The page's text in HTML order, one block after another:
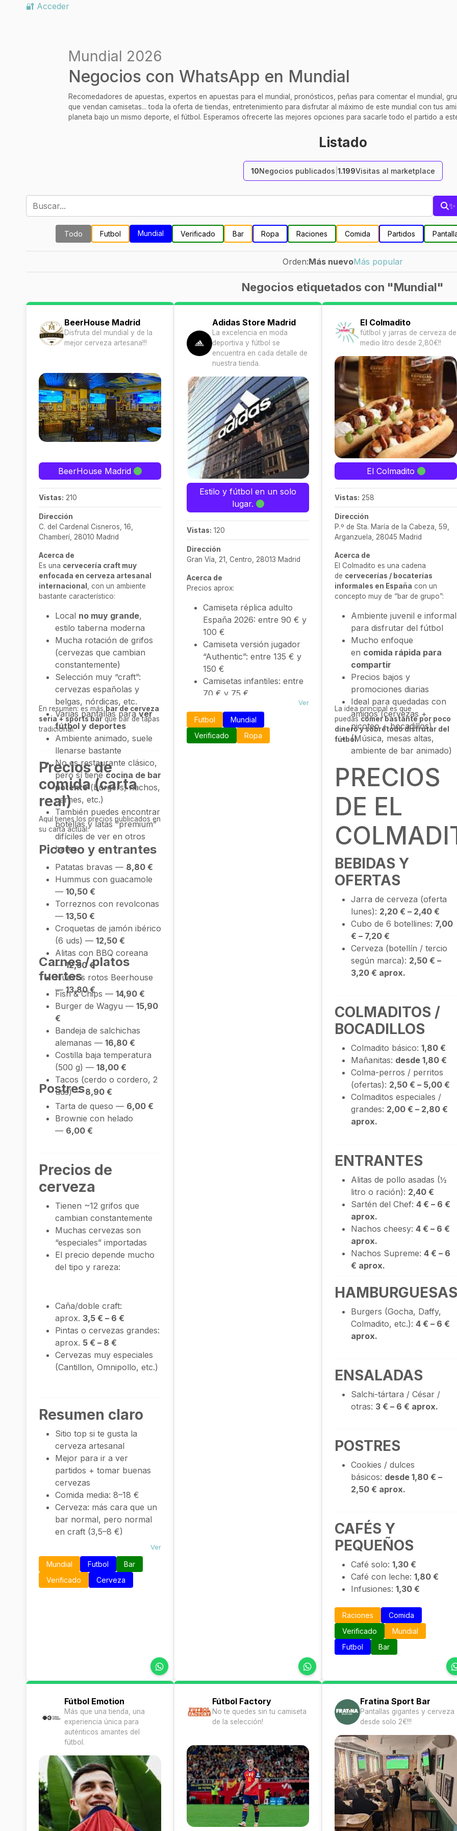
🔐 Acceder
Mundial 2026
Negocios con WhatsApp en Mundial
Recomedadores de apuestas, expertos en apuestas para el mundial, pronósticos, peñas para comentar el mundial,
que vendan camisetas... toda la oferta de tiendas, entretenimiento para disfrutar al máximo de este mundial con tus
planeta bajo un mismo deporte, el fútbol. Esperamos ofrecerte las mejores opciones para sacarle todo el partido a
Listado
10Negocios publicados 1.199Visitas al marketplace
Todo Futbol Mundial Verificado Bar Ropa Raciones Comida Partidos
Orden:Más nuevoMás popular
Negocios etiquetados con "Mundial"
BeerHouse Madrid
Disfruta del mundial y de la
mejor cerveza artesana!!!
BeerHouse Madrid
Vistas: 210
Dirección
C. del Cardenal Cisneros, 16,
Chamberí, 28010 Madrid
Acerca de
Es una cervecería craft muy
enfocada en cerveza artesanal
internacional
, con un ambiente
bastante característico:
Local no muy grande,
estilo taberna moderna
Mucha rotación de grifos
(cervezas que cambian
constantemente)
Selección muy “craft”:
cervezas españolas y
belgas, nórdicas, etc.
Varias pantallas paraver
fútbol y deportes
Ambiente animado, suele
llenarse bastante
No es restaurante clásico,
pero sí tienecocina de bar
potente(burgers, nachos,
carnes, etc.)
También puedes encontrar
botellas y latas “premium”
difíciles de ver en otros
bares
En resumen: es más bar de cerveza
seria + sports barque bar de tapas
tradicional.
Precios de
comida (carta
real)
Aquí tienes los precios publicados en
su carta actual:
Picoteo y entrantes
Patatas bravas — 8,80 €
Hummus con guacamole
— 10,50 €
Torreznos con revolconas
— 13,50 €
Croquetas de jamón ibérico
(6 uds) — 12,50 €
Alitas con BBQ coreana
—12,50 €
Huevos rotos Beerhouse
—13,80 €
Carnes / platos
fuertes
Fish & Chips — 14,90 €
Burger de Wagyu — 15,90
€
Bandeja de salchichas
alemanas — 16,80 €
Costilla baja temperatura
(500 g) — 18,00 €
Tacos (cerdo o cordero, 2
uds) —8,90 €
Postres
Tarta de queso — 6,00 €
Brownie con helado
— 6,00 €
Precios de
cerveza
Tienen ~12 grifos que
cambian constantemente
Muchas cervezas son
“especiales” importadas
El precio depende mucho
del tipo y rareza:
Caña/doble craft:
aprox. 3,5 € – 6 €
Pintas o cervezas grandes:
aprox. 5 € – 8 €
Cervezas muy especiales
(Cantillon, Omnipollo, etc.)
Resumen claro
Sitio top si te gusta la
cerveza artesanal
Mejor para ir a ver
partidos + tomar buenas
cervezas
Comida media: 8–18 €
Cerveza: más cara que un
bar normal, pero normal
en craft (3,5–8 €)
Ver
Mundial Futbol
Bar
Verificado
Cerveza
Adidas Store Madrid
La excelencia en moda
deportiva y fútbol se
encuentra en cada detalle de
nuestra tienda.
Estilo y fútbol en un solo
lugar.
Vistas: 120
Dirección
Gran Vía, 21, Centro, 28013 Madrid
Acerca de
Precios aprox:
Camiseta réplica adulto
España 2026: entre 90 € y
100 €
Camiseta versión jugador
“Authentic”: entre 135 € y
150 €
Camisetas infantiles: entre
70 € y 75 €
Ropa de entrenamiento de
España: desde 55 €
Chándals oficiales: entre
120 € y 150 €
Ver
Futbol
Mundial
Verificado
Ropa
El Colmadito
fútlbol y jarras de cerveza de
medio litro desde 2,80€!!
El Colmadito
Vistas: 258
Dirección
P.º de Sta. María de la Cabeza, 59,
Arganzuela, 28045 Madrid
Acerca de
El Colmadito es una cadena
de cervecerías / bocaterías
informales en España con un
concepto muy de “bar de grupo”:
Ambiente juvenil e informal
para disfrutar del fútbol
Mucho enfoque
en comida rápida para
compartir
Precios bajos y
promociones diarias
Ideal para quedadas con
amigos (cervezas +
picoteo + bocadillos)
(Música, mesas altas,
ambiente de bar animado)
La idea principal es que
puedascomer bastante por poco
dinero y sobretodo disfrutar del
fútbol.
PRECIOS
DE EL
BEBIDAS Y
OFERTAS
Jarra de cerveza (oferta
lunes): 2,20 € – 2,40 €
Cubo de 6 botellines: 7,00
€ – 7,20 €
Cerveza (botellín / tercio
según marca): 2,50 € –
3,20 € aprox.
COLMADITOS /
BOCADILLOS
Colmadito básico: 1,80 €
Mañanitas: desde 1,80 €
Colma-perros / perritos
(ofertas): 2,50 € – 5,00 €
Colmaditos especiales /
grandes: 2,00 € – 2,80 €
aprox.
ENTRANTES
Alitas de pollo asadas (½
litro o ración): 2,40 €
Sartén del Chef: 4 € – 6 €
aprox.
Nachos cheesy: 4 € – 6 €
aprox.
Nachos Supreme: 4 € – 6
€ aprox.
HAMBURGUESAS
Burgers (Gocha, Daffy,
Colmadito, etc.): 4 € – 6 €
aprox.
ENSALADAS
Salchi-tártara / César /
otras: 3 € – 6 € aprox.
POSTRES
Cookies / dulces
básicos: desde 1,80 € –
2,50 € aprox.
CAFÉS Y
PEQUEÑOS
Café solo: 1,30 €
Café con leche: 1,80 €
Infusiones: 1,30 €
Raciones
Comida
Verificado
Mundial
Futbol
Bar
Fútbol Emotion
Más que una tienda, una
experiencia única para
auténticos amantes del
fútbol.
Fútbol Factory
No te quedes sin tu camiseta
de la selección!
Fratina Sport Bar
Pantallas gigantes y cerveza
desde solo 2€!!!